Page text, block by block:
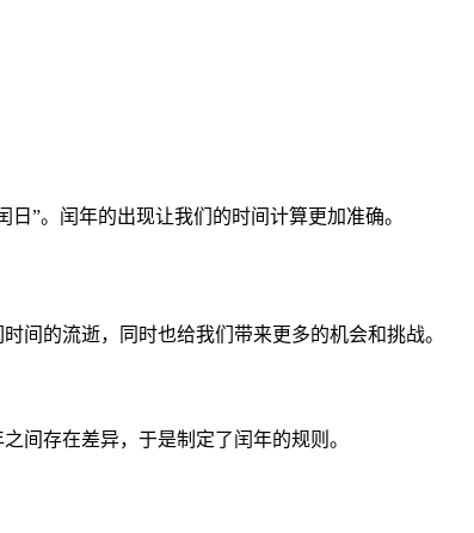
”。闰年的出现让我们的时间计算更加准确。
间的流逝，同时也给我们带来更多的机会和挑战。
间存在差异，于是制定了闰年的规则。